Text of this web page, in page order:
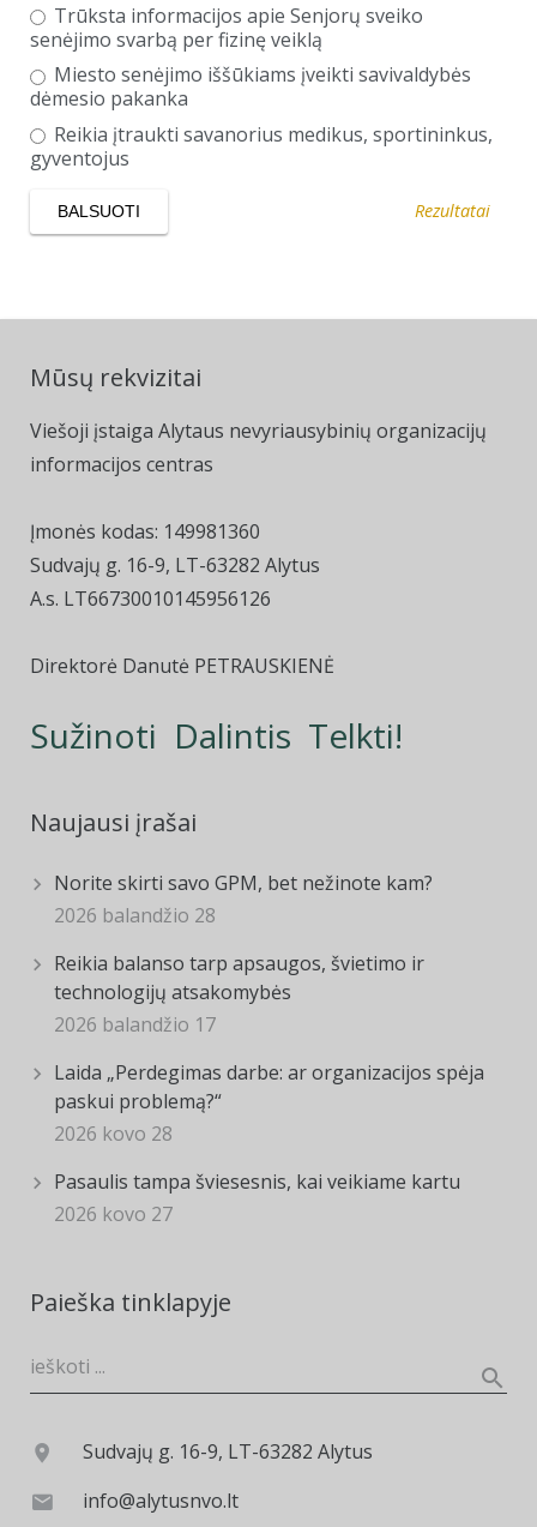
Trūksta informacijos apie Senjorų sveiko
senėjimo svarbą per fizinę veiklą
Miesto senėjimo iššūkiams įveikti savivaldybės
dėmesio pakanka
Reikia įtraukti savanorius medikus, sportininkus,
gyventojus
Rezultatai
Mūsų rekvizitai
Viešoji įstaiga Alytaus nevyriausybinių organizacijų
informacijos centras
Įmonės kodas: 149981360
Sudvajų g. 16-9, LT-63282 Alytus
A.s. LT66730010145956126
Direktorė Danutė PETRAUSKIENĖ
Sužinoti Dalintis Telkti!
Naujausi įrašai
Norite skirti savo GPM, bet nežinote kam?
2026 balandžio 28
Reikia balanso tarp apsaugos, švietimo ir
technologijų atsakomybės
2026 balandžio 17
Laida „Perdegimas darbe: ar organizacijos spėja
paskui problemą?“
2026 kovo 28
Pasaulis tampa šviesesnis, kai veikiame kartu
2026 kovo 27
Paieška tinklapyje
Sudvajų g. 16-9, LT-63282 Alytus
info@alytusnvo.lt